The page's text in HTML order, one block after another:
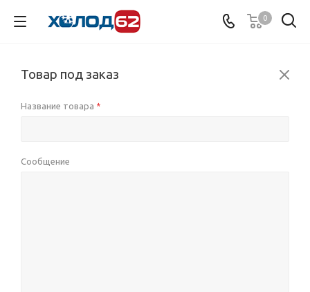
0
Товар под заказ
Название товара *
Сообщение